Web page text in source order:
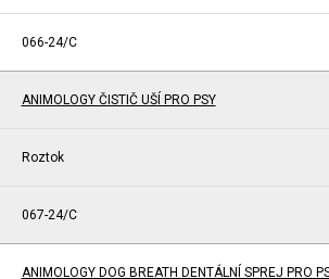
066-24/C
ANIMOLOGY ČISTIČ UŠÍ PRO PSY
Roztok
067-24/C
ANIMOLOGY DOG BREATH DENTÁLNÍ SPREJ PRO